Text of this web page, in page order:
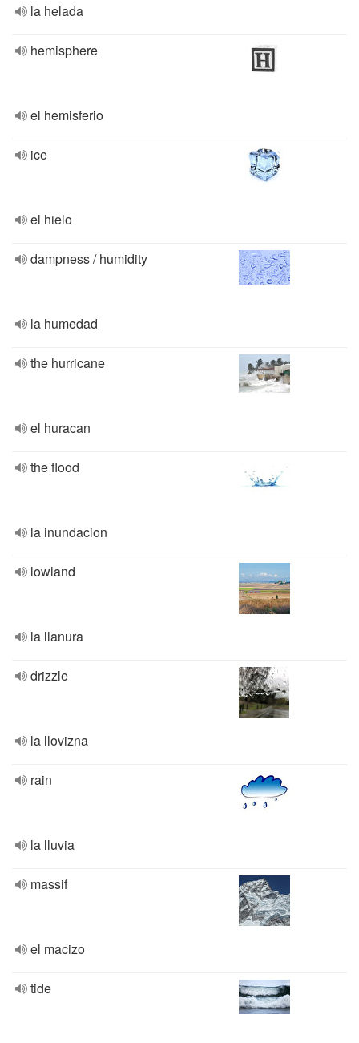
la helada
hemisphere
el hemisferio
ice
el hielo
dampness / humidity
la humedad
the hurricane
el huracan
the flood
la inundacion
lowland
la llanura
drizzle
la llovizna
rain
la lluvia
massif
el macizo
tide